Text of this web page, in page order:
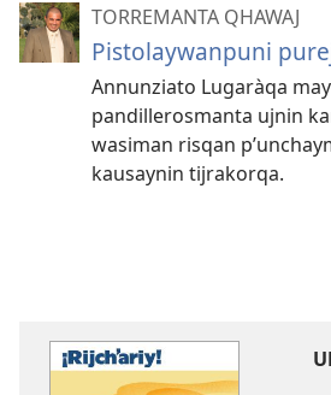
TORREMANTA QHAWAJ
Pistolaywanpuni
Annunziato Lugaràqa
pandillerosmanta ujnin
wasiman risqan
kausaynin tijrakorqa.